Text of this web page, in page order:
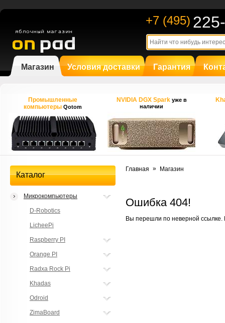
+7 (495)
Магазин Условия доставки Гарантия
Промышленные
компьютерыQotom
NVIDIA DGX Spark уже в
наличии
Каталог
Микрокомпьютеры
D-Robotics
LicheePi
Raspberry PI
Orange PI
Radxa Rock Pi
Khadas
Odroid
ZimaBoard
Главная » Магазин
Ошибка 404!
Вы перешли по неверной